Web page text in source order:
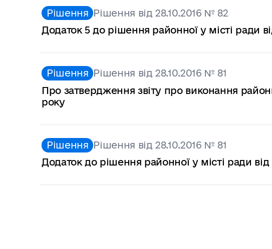
Рішення Рішення від 28.10.2016 № 82
Додаток 5 до рішення районної у місті ради
Рішення Рішення від 28.10.2016 № 81
Про затвердження звіту про виконання
року
Рішення Рішення від 28.10.2016 № 81
Додаток до рішення районної у місті ради